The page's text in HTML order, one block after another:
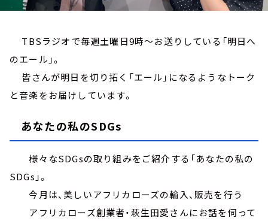
TBSラジオで毎週土曜日9時～お送りしている「明日へ
のエール」。
皆さんが明日を切り拓く「エール」になるようなトーク
と音楽をお届けしています。
あなたの私のSDGs
様々なSDGsの取り組みをご紹介する「あなたの私の
SDGs」。
今月は、美しいアフリカローズの輸入、販売を行う
アフリカローズ創業者・萩生田愛さんにお話を伺って